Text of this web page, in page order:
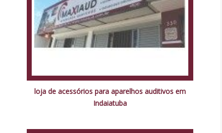
loja de acessórios para aparelhos auditivos em
Indaiatuba